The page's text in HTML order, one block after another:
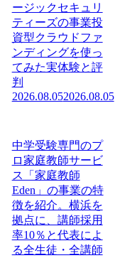
ージックセキュリ
ティーズの事業投
資型クラウドファ
ンディングを使っ
てみた実体験と評
判
2026.08.052026.08.05
中学受験専門のプ
ロ家庭教師サービ
ス「家庭教師
Eden」の事業の特
徴を紹介。横浜を
拠点に、講師採用
率10％と代表によ
る全生徒・全講師